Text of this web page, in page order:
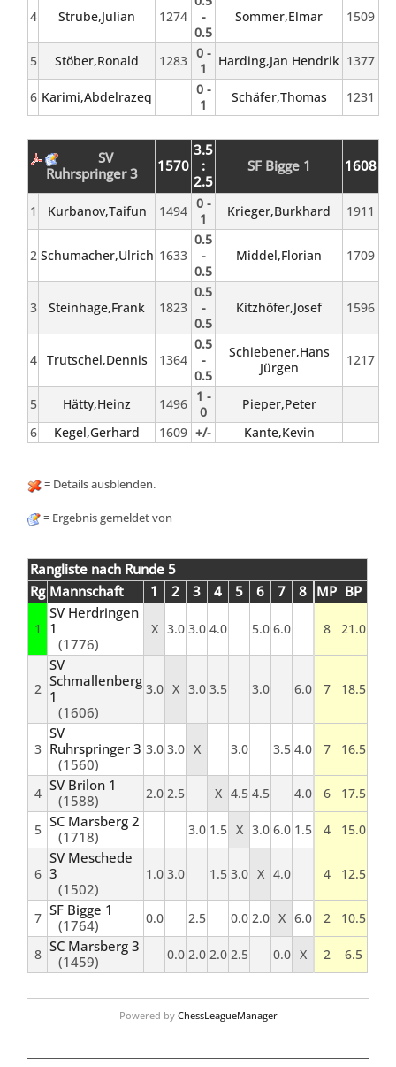
4 Strube,Julian 1274
-
0.5
Sommer,Elmar 1509
5 Stöber,Ronald 1283 0 -
1
Harding,Jan Hendrik 1377
6 Karimi,Abdelrazeq
0 -
1
Schäfer,Thomas 1231
SV
Ruhrspringer 3
1570
3.5
:
2.5
SF Bigge 1 1608
1 Kurbanov,Taifun 1494 0 -
1
Krieger,Burkhard 1911
2 Schumacher,Ulrich 1633
0.5
-
0.5
Middel,Florian 1709
3 Steinhage,Frank 1823
0.5
-
0.5
Kitzhöfer,Josef 1596
4 Trutschel,Dennis 1364
0.5
-
0.5
Schiebener,Hans
Jürgen
1217
5 Hätty,Heinz 1496 1 -
0
Pieper,Peter
6
Kegel,Gerhard 1609 +/- Kante,Kevin
= Details ausblenden.
= Ergebnis gemeldet von
Rangliste nach Runde 5
Rg Mannschaft 1 2 3 4 5 6 7 8 MP BP
1
SV Herdringen
1
(1776)
X 3.0 3.0 4.0 5.0 6.0 8 21.0
2
SV
Schmallenberg
1
(1606)
3.0 X 3.0 3.5 3.0 6.0 7 18.5
3
SV
Ruhrspringer 3
(1560)
3.0 3.0 X 3.0 3.5 4.0 7 16.5
4 SV Brilon 1
(1588)
2.0 2.5 X 4.5 4.5 4.0 6 17.5
5 SC Marsberg 2
(1718)
3.0 1.5 X 3.0 6.0 1.5 4 15.0
6
SV Meschede
3
(1502)
1.0 3.0 1.5 3.0 X 4.0 4 12.5
7 SF Bigge 1
(1764)
0.0 2.5 0.0 2.0 X 6.0 2 10.5
8 SC Marsberg 3
(1459)
0.0 2.0 2.0 2.5 0.0 X 2 6.5
Powered by ChessLeagueManager